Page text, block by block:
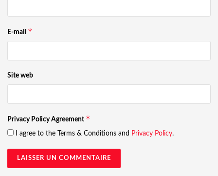
E-mail *
Site web
Privacy Policy Agreement *
I agree to the Terms & Conditions and Privacy Policy.